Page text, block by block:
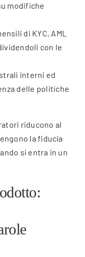
modifiche
di KYC, AML
con le
interni ed
delle politiche
riducono al
la fiducia
si entra in un